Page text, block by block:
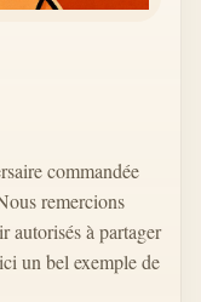
commandée
remercions
autorisés à partager
un bel exemple de